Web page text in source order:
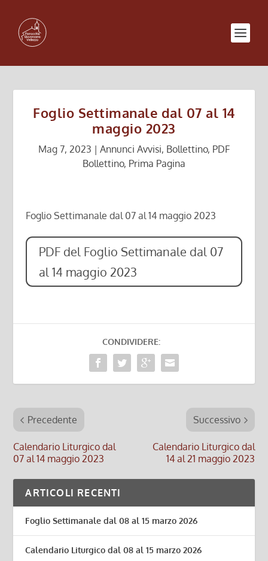
Foglio Settimanale dal 07 al 14
maggio 2023
Mag 7, 2023 | Annunci Avvisi, Bollettino, PDF
Bollettino, Prima Pagina
Foglio Settimanale dal 07 al 14 maggio 2023
PDF del Foglio Settimanale dal 07
al 14 maggio 2023
CONDIVIDERE:
Precedente
Calendario Liturgico dal
07 al 14 maggio 2023
Successivo
Calendario Liturgico dal
14 al 21 maggio 2023
ARTICOLI RECENTI
Foglio Settimanale dal 08 al 15 marzo 2026
Calendario Liturgico dal 08 al 15 marzo 2026